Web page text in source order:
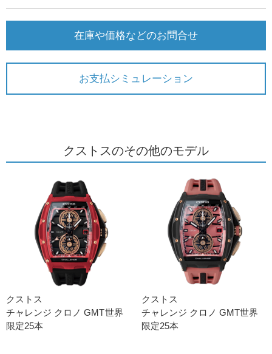
在庫や価格などのお問合せ
お支払シミュレーション
クストスのその他のモデル
クストス
チャレンジ クロノ GMT世界
限定25本
クストス
チャレンジ クロノ GMT世界
限定25本